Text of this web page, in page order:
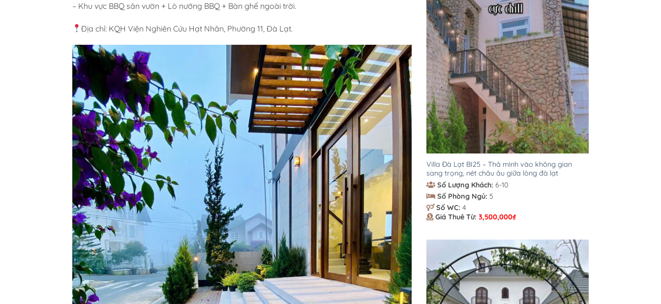
– Khu vực BBQ sân vườn + Lò nướng BBQ + Bàn ghế ngoài trời.
Địa chỉ: KQH Viện Nghiên Cứu Hạt Nhân, Phường 11, Đà Lạt.
Villa Đà Lạt BI25 – Thả mình vào không gian
sang trọng, nét châu âu giữa lòng đà lạt
Số Lượng Khách: 6-10
Số Phòng Ngủ: 5
Số WC: 4
Giá Thuê Từ: 3,500,000₫